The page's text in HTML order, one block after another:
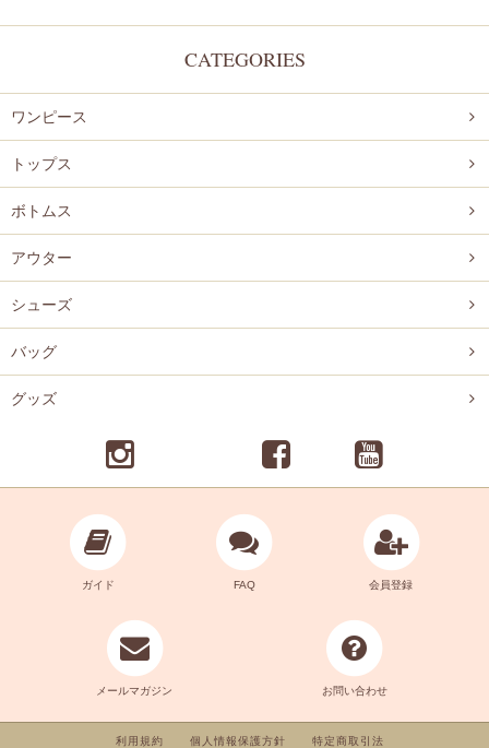
CATEGORIES
ワンピース
トップス
ボトムス
アウター
シューズ
バッグ
グッズ
ガイド FAQ 会員登録
メールマガジン お問い合わせ
利用規約 個人情報保護方針 特定商取引法